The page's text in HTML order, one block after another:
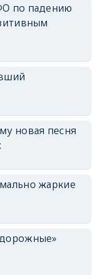
по падению
новая песня
жаркие